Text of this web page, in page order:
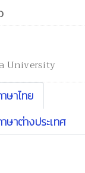
University
ษาไทย
ษาต่างประเทศ